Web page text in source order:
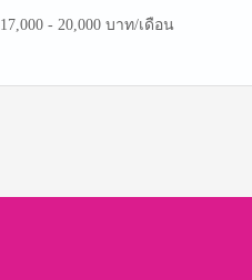
17,000 - 20,000 บาท/เดือน